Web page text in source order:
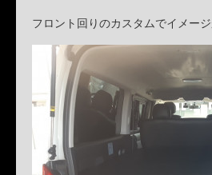
フロント回りのカスタムでイメー